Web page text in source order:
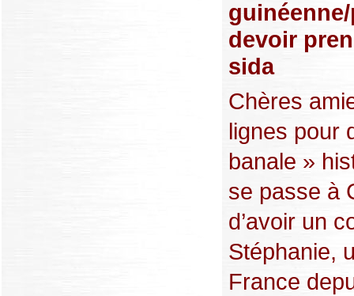
devoir
sida
Chères
lignes pour
banale »
se passe à
d’avoir un
Stéphanie,
France